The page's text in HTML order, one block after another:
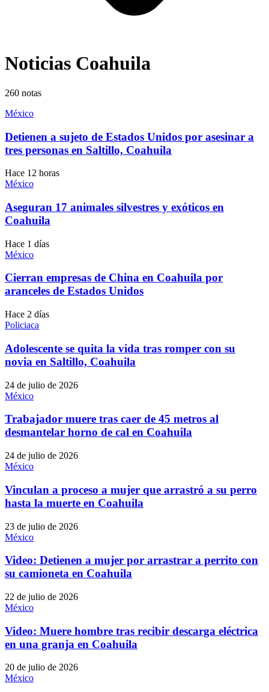
Noticias Coahuila
260 notas
México
Detienen a sujeto de Estados Unidos por asesinar a
tres personas en Saltillo, Coahuila
Hace 12 horas
México
Aseguran 17 animales silvestres y exóticos en
Coahuila
Hace 1 días
México
Cierran empresas de China en Coahuila por
aranceles de Estados Unidos
Hace 2 días
Policiaca
Adolescente se quita la vida tras romper con su
novia en Saltillo, Coahuila
24 de julio de 2026
México
Trabajador muere tras caer de 45 metros al
desmantelar horno de cal en Coahuila
24 de julio de 2026
México
Vinculan a proceso a mujer que arrastró a su perro
hasta la muerte en Coahuila
23 de julio de 2026
México
Video: Detienen a mujer por arrastrar a perrito con
su camioneta en Coahuila
22 de julio de 2026
México
Video: Muere hombre tras recibir descarga eléctrica
en una granja en Coahuila
20 de julio de 2026
México